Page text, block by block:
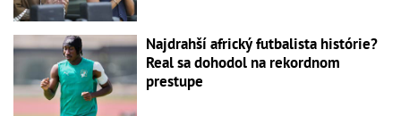
Najdrahší africký futbalista histórie?
Real sa dohodol na rekordnom
prestupe